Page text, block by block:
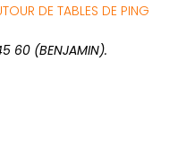
DE TABLES DE PING
60 (BENJAMIN).